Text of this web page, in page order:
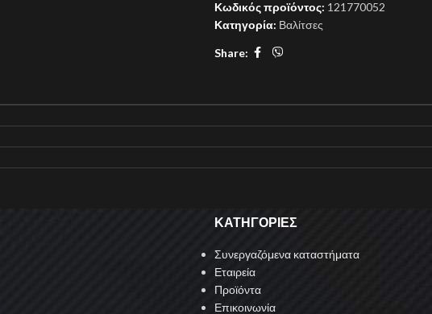
Κωδικός προϊόντος: 121770052
Κατηγορία: Βαλίτσες
Share:
ΚΑΤΗΓΟΡΙΕΣ
Συνεργαζόμενα καταστήματα
Εταιρεία
Προϊόντα
Επικοινωνία